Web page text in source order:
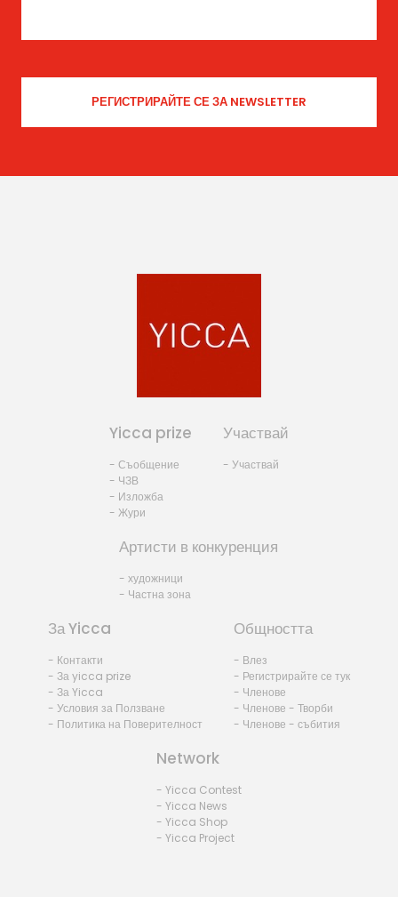
Yicca prize
- Съобщение
- ЧЗВ
- Изложба
- Жури
Участвай
- Участвай
Артисти в конкуренция
- художници
- Частна зона
За Yicca
- Контакти
- За yicca prize
- За Yicca
- Условия за Ползване
- Политика на Поверителност
Общността
- Влез
- Регистрирайте се тук
- Членове
- Членове - Творби
- Членове - събития
Network
- Yicca Contest
- Yicca News
- Yicca Shop
- Yicca Project